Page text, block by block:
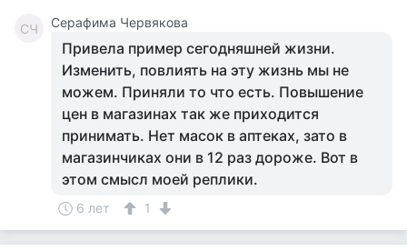
СЧ Серафима Червякова
Привела пример сегодняшней жизни.
Изменить, повлиять на эту жизнь мы не
можем. Приняли то что есть. Повышение
цен в магазинах так же приходится
принимать. Нет масок в аптеках, зато в
магазинчиках они в 12 раз дороже. Вот в
этом смысл моей реплики.
6 лет 1